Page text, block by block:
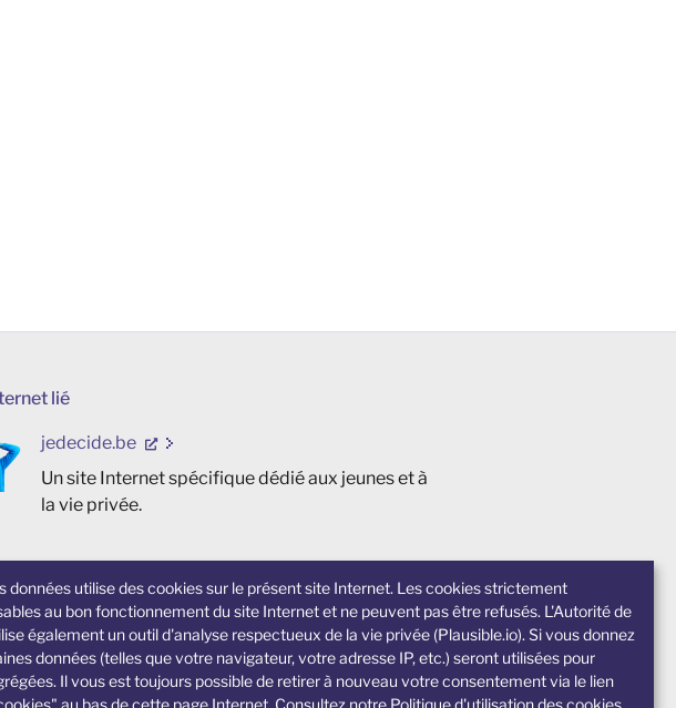
données utilise des cookies sur le présent site Internet. Les cookies strictement
au bon fonctionnement du site Internet et ne peuvent pas être refusés. L'Autorité de
également un outil d'analyse respectueux de la vie privée (Plausible.io). Si vous donnez
données (telles que votre navigateur, votre adresse IP, etc.) seront utilisées pour
Il vous est toujours possible de retirer à nouveau votre consentement via le lien
au bas de cette page Internet. Consultez notre Politique d'utilisation des cookies
lié
jedecide.be
Un site Internet spécifique dédié aux jeunes et à
la vie privée.